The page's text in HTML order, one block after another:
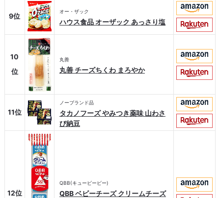
9位
オー・ザック
ハウス食品 オーザック あっさり塩
10
位
丸善
丸善 チーズちくわ まろやか
11位
ノーブランド品
タカノフーズ やみつき薬味 山わさ
び納豆
12位
QBB(キュービービー)
QBB ベビーチーズ クリームチーズ